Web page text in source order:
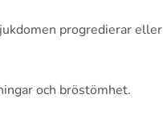
progredierar eller
och bröstömhet.